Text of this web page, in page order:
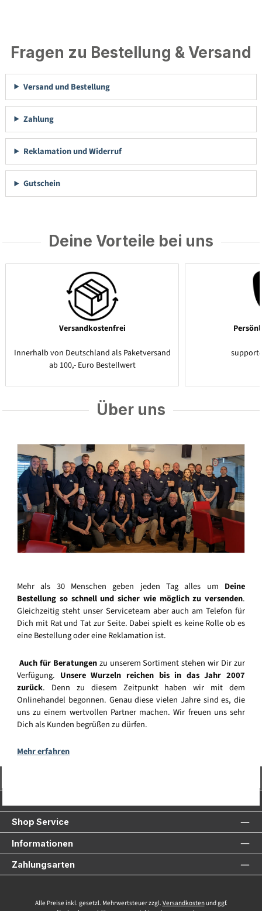
Fragen zu Bestellung & Versand
Versand und Bestellung
Zahlung
Reklamation und Widerruf
Gutschein
Deine Vorteile bei uns
Versandkostenfrei
Innerhalb von Deutschland als Paketversand
ab 100,- Euro Bestellwert
Über uns
Mehr als 30 Menschen geben jeden Tag alles um Deine
Bestellung so schnell und sicher wie möglich zu versenden.
Gleichzeitig steht unser Serviceteam aber auch am Telefon für
Dich mit Rat und Tat zur Seite. Dabei spielt es keine Rolle ob es
eine Bestellung oder eine Reklamation ist.
Auch für Beratungenzu unserem Sortiment stehen wir Dir zur
Verfügung. Unsere Wurzeln reichen bis in das Jahr 2007
zurück. Denn zu diesem Zeitpunkt haben wir mit dem
Onlinehandel begonnen. Genau diese vielen Jahre sind es, die
uns zu einem wertvollen Partner machen. Wir freuen uns sehr
Dich als Kunden begrüßen zu dürfen.
Mehr erfahren
Shop Service
Informationen
Zahlungsarten
Alle Preise inkl. gesetzl. Mehrwertsteuer zzgl. Versandkostenund ggf.